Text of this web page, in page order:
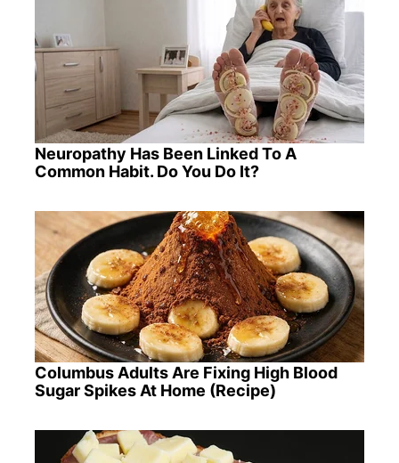
Neuropathy Has Been Linked To A
Common Habit. Do You Do It?
Columbus Adults Are Fixing High Blood
Sugar Spikes At Home (Recipe)